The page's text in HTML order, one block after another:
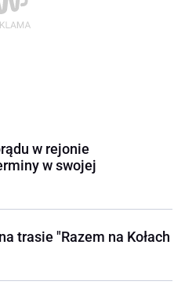
w rejonie
w swojej
trasie "Razem na Kołach